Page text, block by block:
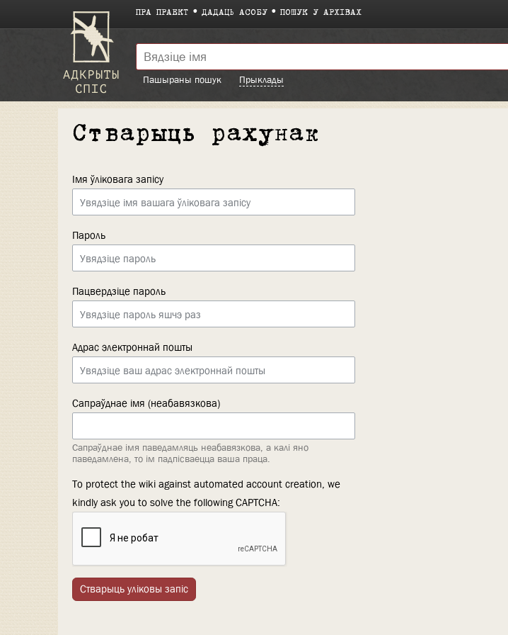
ПРА ПРАЕКТ ДАДАЦЬ АСОБУ ПОШУК У АРХІВАХ
Пашыраны пошук
Прыклады
Стварыць рахунак
Імя ўліковага запісу
Пароль
Пацвердзіце пароль
Адрас электроннай пошты
Сапраўднае імя (неабавязкова)
Сапраўднае імя паведамляць неабавязкова, а калі яно
паведамлена, то ім падпісваецца ваша праца.
To protect the wiki against automated account creation, we
kindly ask you to solve the following CAPTCHA:
Стварыць уліковы запіс